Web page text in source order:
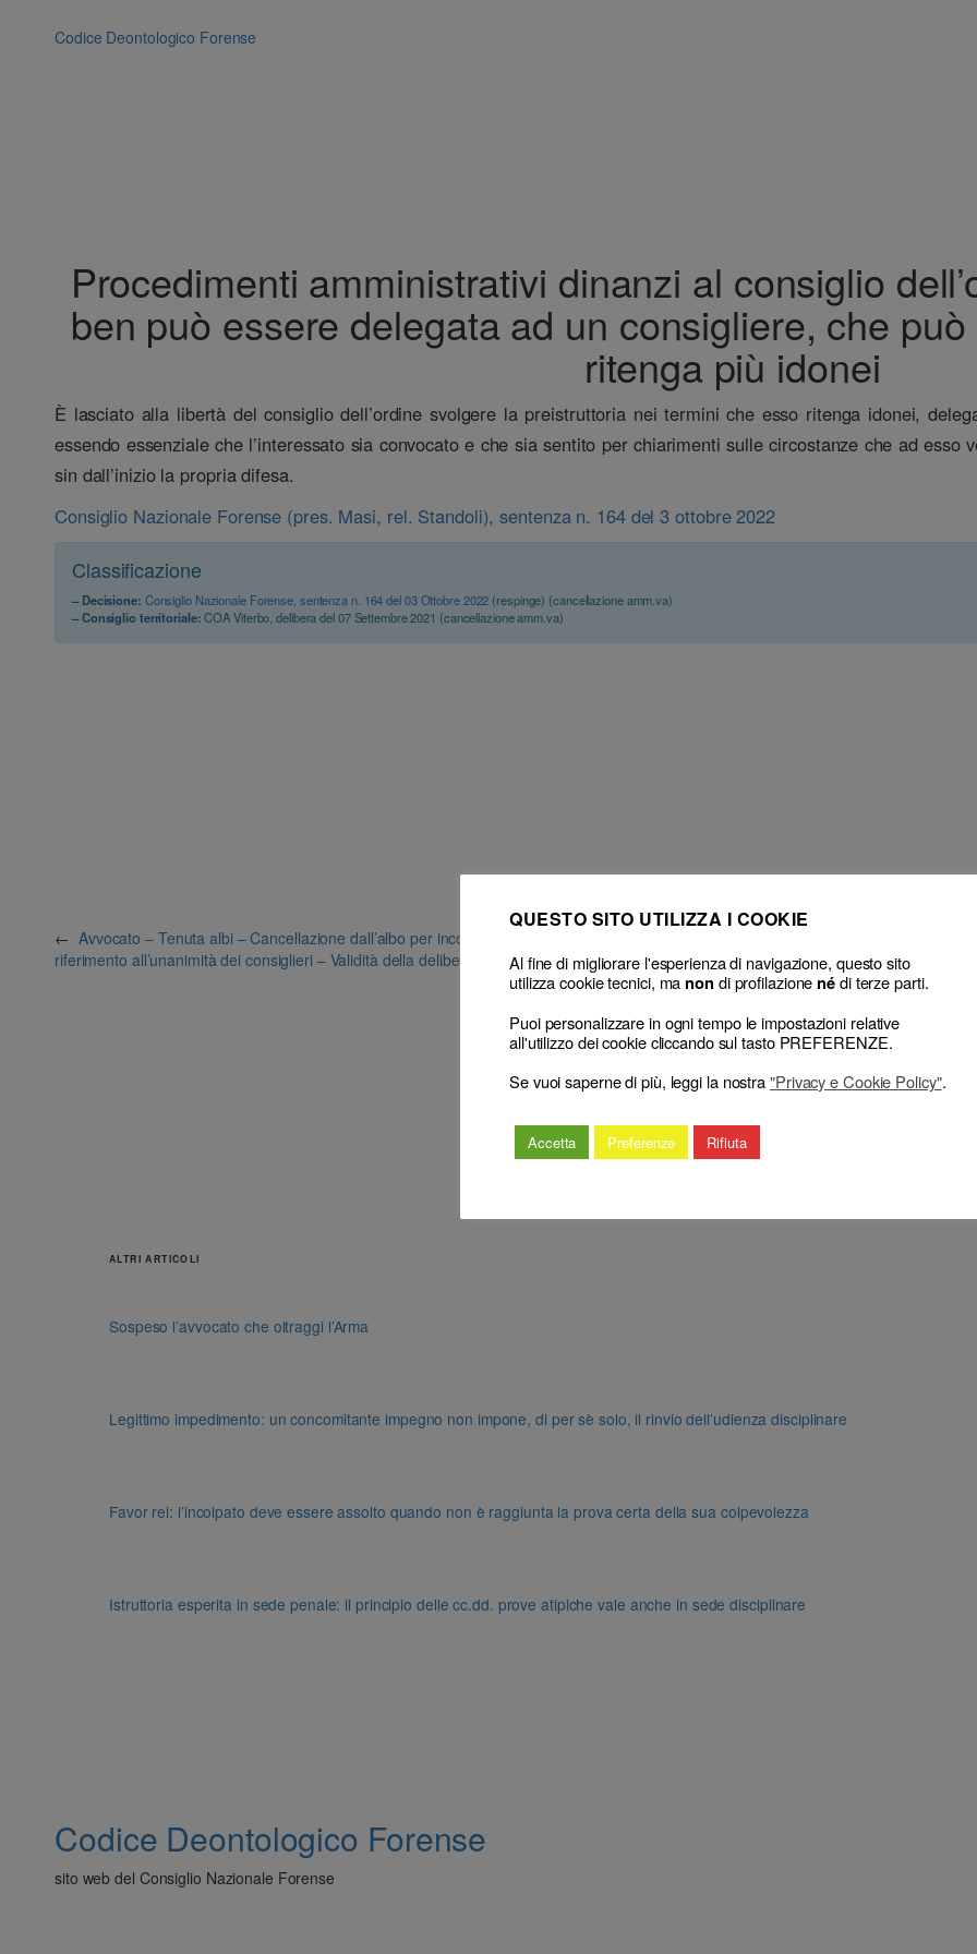
Codice Deontologico Forense
Procedimenti amministrativi dinanzi al consiglio
ben può essere delegata ad un consigliere, che
ritenga più idonei
È lasciato alla libertà del consiglio dell’ordine svolgere la preistruttoria nei termini che esso ritenga idonei,
essendo essenziale che l’interessato sia convocato e che sia sentito per chiarimenti sulle circostanze che ad esso
sin dall’inizio la propria difesa.
Consiglio Nazionale Forense (pres. Masi, rel. Standoli), sentenza n. 164 del 3 ottobre 2022
Classificazione
– Decisione: Consiglio Nazionale Forense, sentenza n. 164 del 03 Ottobre 2022 (respinge) (cancellazione amm.va)
– Consiglio territoriale:COA Viterbo, delibera del 07 Settembre 2021 (cancellazione amm.va)
← Avvocato – Tenuta albi – Cancellazione dall’albo per incompatibilità – Notifica del provvedimento – Copia contenente generico
riferimento all’unanimità dei consiglieri – Validità della delibera – Sussiste.
ALTRI ARTICOLI
Sospeso l’avvocato che oltraggi l’Arma
Legittimo impedimento: un concomitante impegno non impone, di per sè solo, il rinvio dell’udienza disciplinare
Favor rei: l’incolpato deve essere assolto quando non è raggiunta la prova certa della sua colpevolezza
Istruttoria esperita in sede penale: il principio delle cc.dd. prove atipiche vale anche in sede disciplinare
Codice Deontologico Forense
sito web del Consiglio Nazionale Forense
QUESTO SITO UTILIZZA I COOKIE
Al fine di migliorare l'esperienza di navigazione, questo sito
utilizza cookie tecnici, ma non di profilazione nédi terze parti.
Puoi personalizzare in ogni tempo le impostazioni relative
all'utilizzo dei cookie cliccando sul tasto PREFERENZE.
Se vuoi saperne di più, leggi la nostra"Privacy e Cookie Policy".
Accetta Preferenze Rifiuta